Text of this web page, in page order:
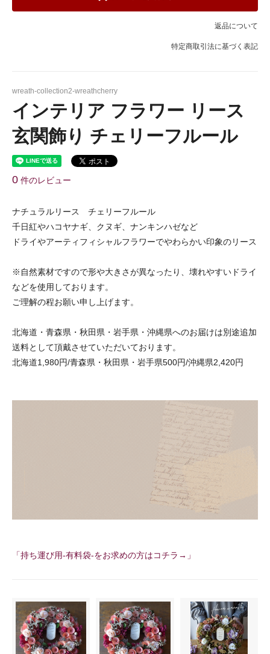
返品について
特定商取引法に基づく表記
wreath-collection2-wreathcherry
インテリア フラワー リース
玄関飾り チェリーフルール
0 件のレビュー
ナチュラルリース チェリーフルール
千日紅やハコヤナギ、クヌギ、ナンキンハゼなど
ドライやアーティフィシャルフラワーでやわらかい印象のリース
※自然素材ですので形や大きさが異なったり、壊れやすいドライ
などを使用しております。
ご理解の程お願い申し上げます。
北海道・青森県・秋田県・岩手県・沖縄県へのお届けは別途追加
送料として頂戴させていただいております。
北海道1,980円/青森県・秋田県・岩手県500円/沖縄県2,420円
「持ち運び用-有料袋-をお求めの方はコチラ→」